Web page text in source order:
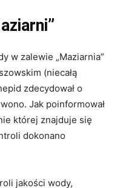
w zalewie „Maziarnia”
(niecałą
zdecydował o
Jak poinformował
której znajduje się
dokonano
jakości wody,